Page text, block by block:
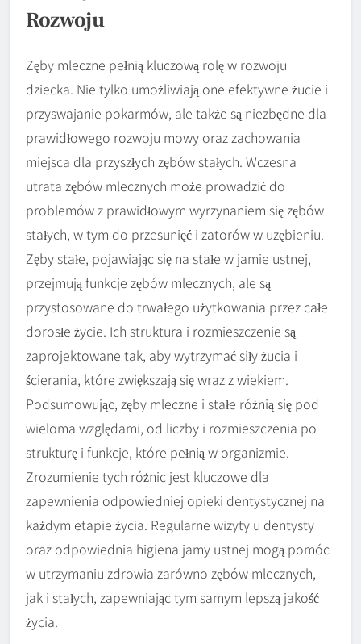
Rozwoju
Zęby mleczne pełnią kluczową rolę w rozwoju
dziecka. Nie tylko umożliwiają one efektywne żucie i
przyswajanie pokarmów, ale także są niezbędne dla
prawidłowego rozwoju mowy oraz zachowania
miejsca dla przyszłych zębów stałych. Wczesna
utrata zębów mlecznych może prowadzić do
problemów z prawidłowym wyrzynaniem się zębów
stałych, w tym do przesunięć i zatorów w uzębieniu.
Zęby stałe, pojawiając się na stałe w jamie ustnej,
przejmują funkcje zębów mlecznych, ale są
przystosowane do trwałego użytkowania przez całe
dorosłe życie. Ich struktura i rozmieszczenie są
zaprojektowane tak, aby wytrzymać siły żucia i
ścierania, które zwiększają się wraz z wiekiem.
Podsumowując, zęby mleczne i stałe różnią się pod
wieloma względami, od liczby i rozmieszczenia po
strukturę i funkcje, które pełnią w organizmie.
Zrozumienie tych różnic jest kluczowe dla
zapewnienia odpowiedniej opieki dentystycznej na
każdym etapie życia. Regularne wizyty u dentysty
oraz odpowiednia higiena jamy ustnej mogą pomóc
w utrzymaniu zdrowia zarówno zębów mlecznych,
jak i stałych, zapewniając tym samym lepszą jakość
życia.